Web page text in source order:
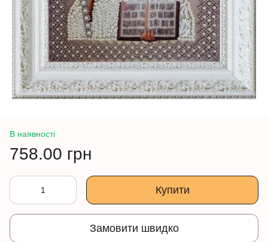
В наявності
758.00 грн
Купити
Замовити швидко